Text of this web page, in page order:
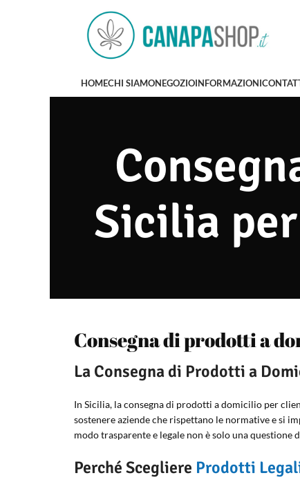
HOMECHI SIAMONEGOZIOINFORMAZIONI
Sicilia
Consegna di prodotti a
La Consegna di Prodotti a
In Sicilia, la consegna di prodotti a domicilio per
sostenere aziende che rispettano le normative e si
modo trasparente e legale non è solo una
Perché Scegliere Prodotti